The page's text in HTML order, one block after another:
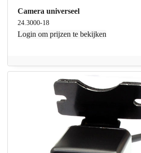
Camera universeel
24.3000-18
Login om prijzen te bekijken